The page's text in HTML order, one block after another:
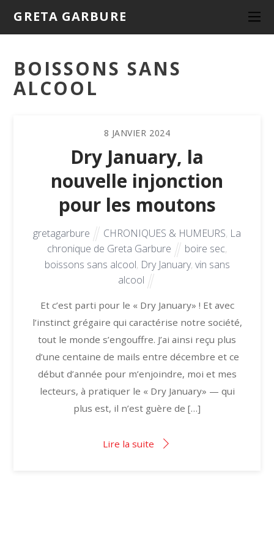
GRETA GARBURE
BOISSONS SANS
ALCOOL
8 JANVIER 2024
Dry January, la
nouvelle injonction
pour les moutons
gretagarbure CHRONIQUES & HUMEURS, La
chronique de Greta Garbure
boire sec,
boissons sans alcool, Dry January, vin sans
alcool
Et c’est parti pour le « Dry January» ! Et avec
l’instinct grégaire qui caractérise notre société,
tout le monde s’engouffre. J’ai ainsi reçu plus
d’une centaine de mails entre décembre et ce
début d’année pour m’enjoindre, moi et mes
lecteurs, à pratiquer le « Dry January» — qui
plus est, il n’est guère de […]
Lire la suite